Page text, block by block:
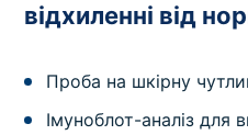
відхиленні від
Проба на шкірну
Імуноблот-аналіз для